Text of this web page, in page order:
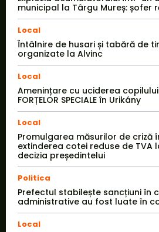
municipal la Târgu Mureș: șofer
Local
Întâlnire de husari și tabără de
organizate la Alvinc
Local
Amenințare cu uciderea
FORȚELOR SPECIALE în Urikány
Local
Promulgarea măsurilor de criză
extinderea cotei reduse de TVA
decizia președintelui
Politica
Prefectul stabilește sancțiuni în
administrative au fost luate în
Local